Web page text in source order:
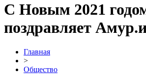
С Новым 2021
поздравляет
Главная
>
Общество